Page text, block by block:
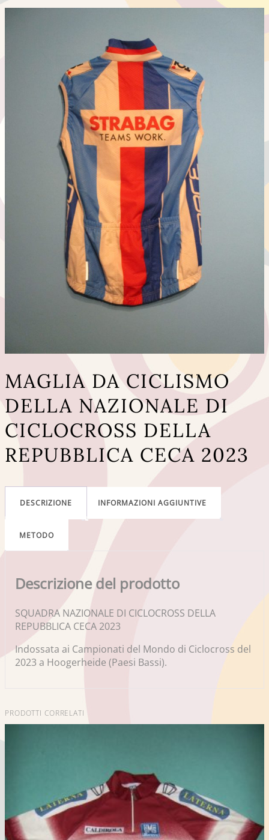
MAGLIA DA CICLISMO
DELLA NAZIONALE DI
CICLOCROSS DELLA
REPUBBLICA CECA 2023
DESCRIZIONE INFORMAZIONI AGGIUNTIVE
METODO
Descrizione del prodotto
SQUADRA NAZIONALE DI CICLOCROSS DELLA
REPUBBLICA CECA 2023
Indossata ai Campionati del Mondo di Ciclocross del
2023 a Hoogerheide (Paesi Bassi).
PRODOTTI CORRELATI